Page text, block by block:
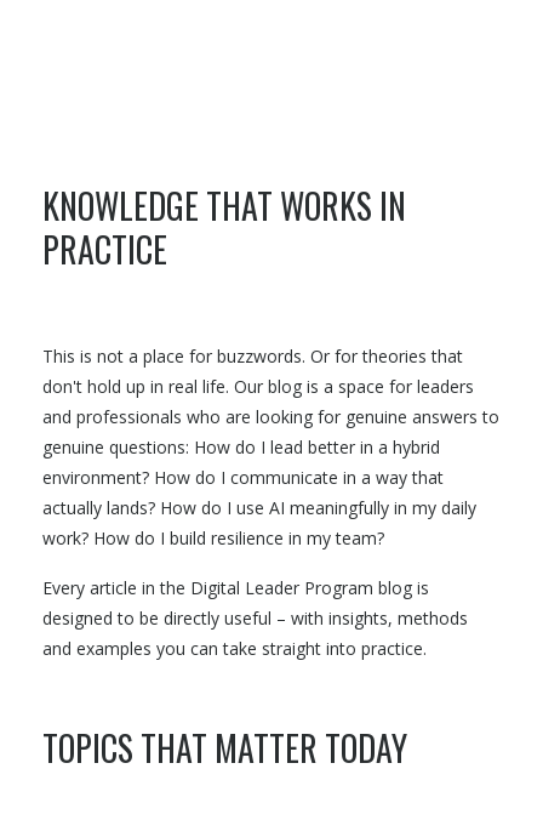
KNOWLEDGE THAT WORKS IN
PRACTICE
This is not a place for buzzwords. Or for theories that
don't hold up in real life. Our blog is a space for leaders
and professionals who are looking for genuine answers to
genuine questions: How do I lead better in a hybrid
environment? How do I communicate in a way that
actually lands? How do I use AI meaningfully in my daily
work? How do I build resilience in my team?
Every article in the Digital Leader Program blog is
designed to be directly useful – with insights, methods
and examples you can take straight into practice.
TOPICS THAT MATTER TODAY